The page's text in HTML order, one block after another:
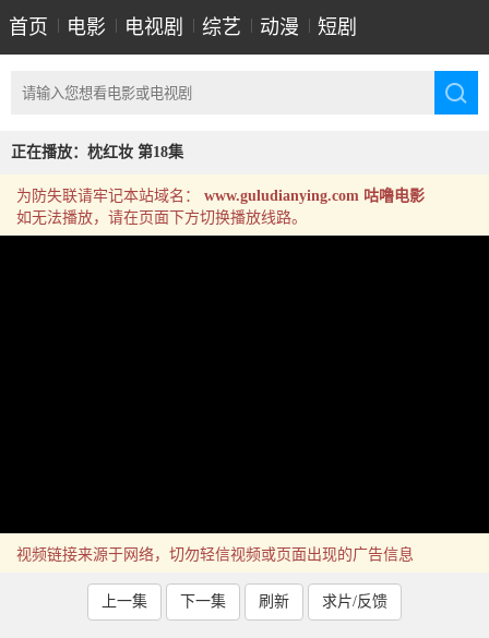
首页 电影 电视剧 综艺 动漫 短剧
正在播放：枕红妆 第18集
为防失联请牢记本站域名： www.guludianying.com 咕噜电影
如无法播放，请在页面下方切换播放线路。
视频链接来源于网络，切勿轻信视频或页面出现的广告信息
上一集 下一集 刷新 求片/反馈